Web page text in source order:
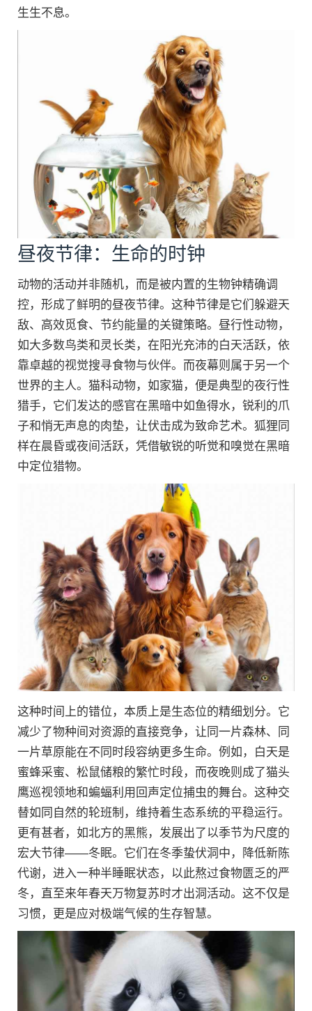
生生不息。
昼夜节律：生命的时钟
动物的活动并非随机，而是被内置的生物钟精确调
控，形成了鲜明的昼夜节律。这种节律是它们躲避天
敌、高效觅食、节约能量的关键策略。昼行性动物，
如大多数鸟类和灵长类，在阳光充沛的白天活跃，依
靠卓越的视觉搜寻食物与伙伴。而夜幕则属于另一个
世界的主人。猫科动物，如家猫，便是典型的夜行性
猎手，它们发达的感官在黑暗中如鱼得水，锐利的爪
子和悄无声息的肉垫，让伏击成为致命艺术。狐狸同
样在晨昏或夜间活跃，凭借敏锐的听觉和嗅觉在黑暗
中定位猎物。
这种时间上的错位，本质上是生态位的精细划分。它
减少了物种间对资源的直接竞争，让同一片森林、同
一片草原能在不同时段容纳更多生命。例如，白天是
蜜蜂采蜜、松鼠储粮的繁忙时段，而夜晚则成了猫头
鹰巡视领地和蝙蝠利用回声定位捕虫的舞台。这种交
替如同自然的轮班制，维持着生态系统的平稳运行。
更有甚者，如北方的黑熊，发展出了以季节为尺度的
宏大节律——冬眠。它们在冬季蛰伏洞中，降低新陈
代谢，进入一种半睡眠状态，以此熬过食物匮乏的严
冬，直至来年春天万物复苏时才出洞活动。这不仅是
习惯，更是应对极端气候的生存智慧。